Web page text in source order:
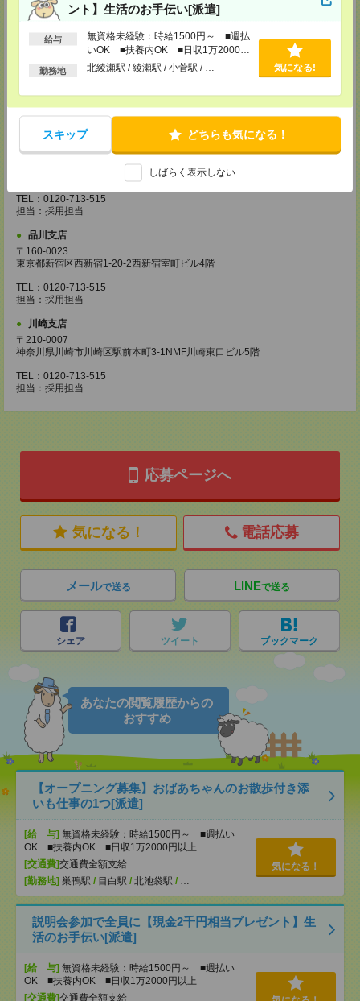
ント】生活のお手伝い[派遣]
給与
無資格未経験：時給1500円～ ■週払
いOK ■扶養内OK ■日収1万2000円
以上
勤務地 北綾瀬駅 / 綾瀬駅 / 小菅駅 / … 気になる!
スキップ どちらも気になる！
しばらく表示しない
厚木支店
神奈川県厚木市旭町1-2-1 日本生命本厚木ビル7階
TEL：0120-713-515
〒251-0025
神奈川県藤沢市鵠沼石上1丁目5番2号
TEL：0120-713-515
TEL：0120-713-515
担当：採用担当
品川支店
〒160-0023
東京都新宿区西新宿1-20-2西新宿室町ビル4階
TEL：0120-713-515
担当：採用担当
川崎支店
〒210-0007
神奈川県川崎市川崎区駅前本町3-1NMF川崎東口ビル5階
TEL：0120-713-515
担当：採用担当
応募ページへ
気になる！ 電話応募
メールで送る LINEで送る
シェア ツイート ブックマーク
あなたの閲覧履歴からの
おすすめ
【オープニング募集】おばあちゃんのお散歩付き添
いも仕事の1つ[派遣]
[給 与] 無資格未経験：時給1500円～ ■週払い
OK ■扶養内OK ■日収1万2000円以上
[交通費]交通費全額支給
[勤務地] 巣鴨駅 / 目白駅 / 北池袋駅 / …
気になる！
説明会参加で全員に【現金2千円相当プレゼント】生
活のお手伝い[派遣]
[給 与] 無資格未経験：時給1500円～ ■週払い
OK ■扶養内OK ■日収1万2000円以上
[交通費]交通費全額支給